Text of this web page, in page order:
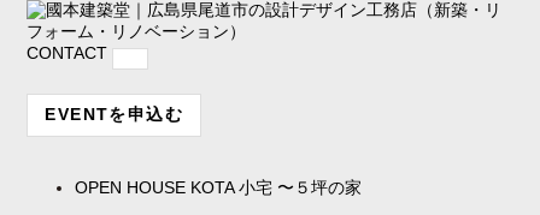
CONTACT
EVENTを申込む
OPEN HOUSE KOTA 小宅 〜５坪の家